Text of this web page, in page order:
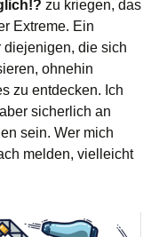
zu kriegen, das
Extreme. Ein
diejenigen, die sich
ohnehin
zu entdecken. Ich
sicherlich an
sein. Wer mich
melden, vielleicht